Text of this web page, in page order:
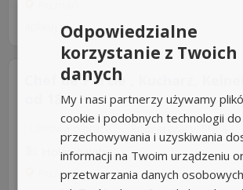
aplikuj.pl
Chef de Partie , Kucharz,
od 18...
Umowa o pracę Rodzaj pracy: Stała
HolandiaJobs
Poznań
Odpowiedzialne
korzystanie z Twoich
danych
My i nasi partnerzy używamy
cookie i podobnych technologii do
przechowywania i uzyskiwania
informacji na Twoim urządzeniu
przetwarzania danych